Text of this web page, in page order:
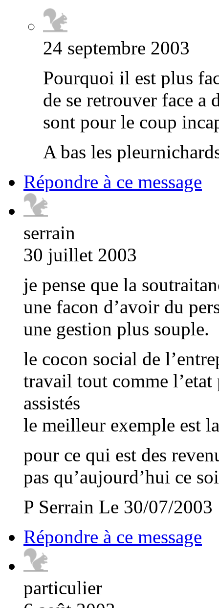
24 septembre 2003
Pourquoi il est plus
de se retrouver face a
sont pour le coup
A bas les
Répondre à ce message
serrain
30 juillet 2003
je pense que la
une facon d’avoir du
une gestion plus souple.
le cocon social de
travail tout comme
assistés
le meilleur exemple est
pour ce qui est des
pas qu’aujourd’hui ce
P Serrain Le 30/07/2003
Répondre à ce message
particulier